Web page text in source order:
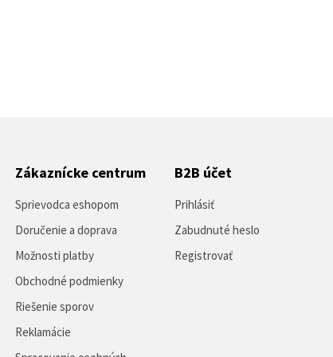
Zákaznícke centrum
Sprievodca eshopom
Doručenie a doprava
Možnosti platby
Obchodné podmienky
Riešenie sporov
Reklamácie
B2B účet
Prihlásiť
Zabudnuté heslo
Registrovať